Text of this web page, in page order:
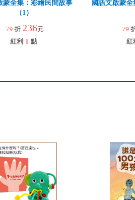
蒙全集：彩繪民間故事
（1）
79 折 236元
紅利 1 點
國語文啟蒙
79
紅